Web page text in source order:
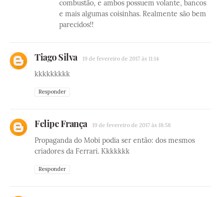
combustão, e ambos possuem volante, bancos
e mais algumas coisinhas. Realmente são bem
parecidos!!
Tiago Silva 19 de fevereiro de 2017 às 11:14
kkkkkkkkk
Responder
Felipe França 19 de fevereiro de 2017 às 18:58
Propaganda do Mobi podia ser então: dos mesmos
criadores da Ferrari. Kkkkkkk
Responder